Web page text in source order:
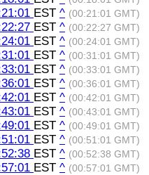
EST ^ (00:21:01 GMT)
EST ^ (00:22:27 GMT)
EST ^ (00:24:01 GMT)
EST ^ (00:31:01 GMT)
EST ^ (00:33:01 GMT)
EST ^ (00:36:01 GMT)
EST ^ (00:42:01 GMT)
EST ^ (00:43:01 GMT)
EST ^ (00:49:01 GMT)
EST ^ (00:51:01 GMT)
EST ^ (00:52:38 GMT)
EST ^ (00:57:01 GMT)